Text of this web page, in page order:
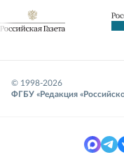
© 1998-2026
ФГБУ «Редакция